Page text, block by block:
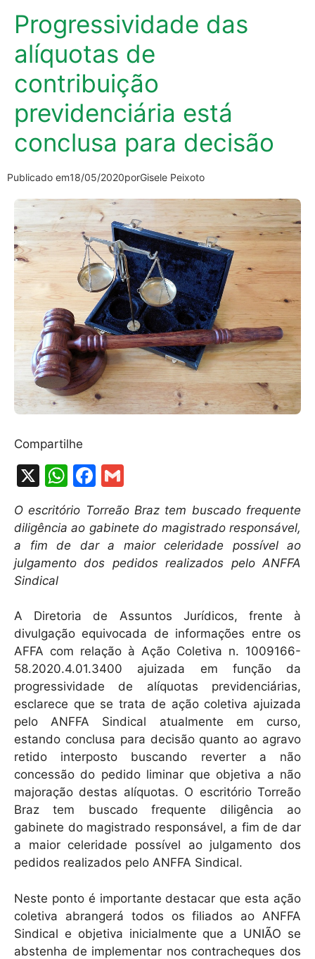
Progressividade das
alíquotas de
contribuição
previdenciária está
conclusa para decisão
Publicado em18/05/2020porGisele Peixoto
Compartilhe
X
W
h
at
s
A
p
F
c
e
b
o
k
m
ai
l
O escritório Torreão Braz tem buscado frequente
diligência ao gabinete do magistrado responsável,
a fim de dar a maior celeridade possível ao
julgamento dos pedidos realizados pelo ANFFA
Sindical
A Diretoria de Assuntos Jurídicos, frente à
divulgação equivocada de informações entre os
AFFA com relação à Ação Coletiva n. 1009166-
58.2020.4.01.3400 ajuizada em função da
progressividade de alíquotas previdenciárias,
esclarece que se trata de ação coletiva ajuizada
pelo ANFFA Sindical atualmente em curso,
estando conclusa para decisão quanto ao agravo
retido interposto buscando reverter a não
concessão do pedido liminar que objetiva a não
majoração destas alíquotas. O escritório Torreão
Braz tem buscado frequente diligência ao
gabinete do magistrado responsável, a fim de dar
a maior celeridade possível ao julgamento dos
pedidos realizados pelo ANFFA Sindical.
Neste ponto é importante destacar que esta ação
coletiva abrangerá todos os filiados ao ANFFA
Sindical e objetiva inicialmente que a UNIÃO se
abstenha de implementar nos contracheques dos